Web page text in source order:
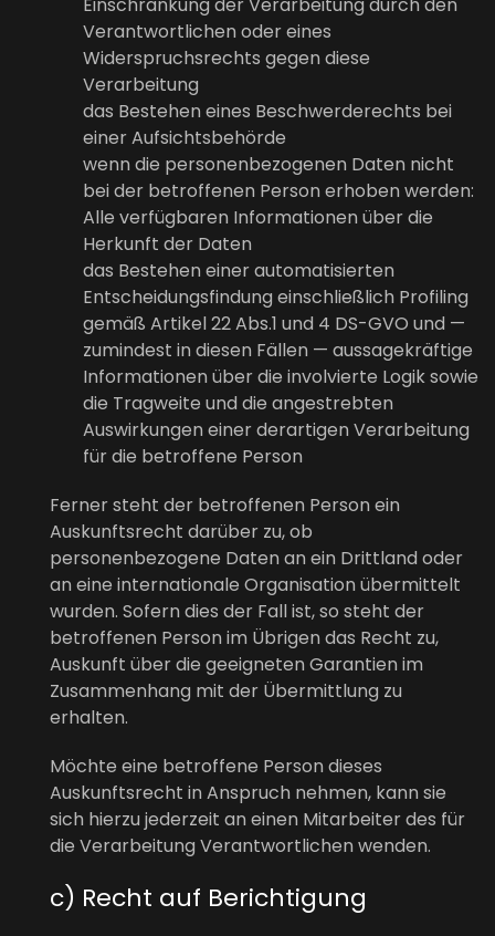
Verantwortlichen oder eines
Widerspruchsrechts gegen diese
Verarbeitung
das Bestehen eines Beschwerderechts bei
einer Aufsichtsbehörde
wenn die personenbezogenen Daten nicht
bei der betroffenen Person erhoben werden:
Alle verfügbaren Informationen über die
Herkunft der Daten
das Bestehen einer automatisierten
Entscheidungsfindung einschließlich Profiling
gemäß Artikel 22 Abs.1 und 4 DS-GVO und —
zumindest in diesen Fällen — aussagekräftige
Informationen über die involvierte Logik sowie
die Tragweite und die angestrebten
Auswirkungen einer derartigen Verarbeitung
für die betroffene Person
Ferner steht der betroffenen Person ein
Auskunftsrecht darüber zu, ob
personenbezogene Daten an ein Drittland oder
an eine internationale Organisation übermittelt
wurden. Sofern dies der Fall ist, so steht der
betroffenen Person im Übrigen das Recht zu,
Auskunft über die geeigneten Garantien im
Zusammenhang mit der Übermittlung zu
erhalten.
Möchte eine betroffene Person dieses
Auskunftsrecht in Anspruch nehmen, kann sie
sich hierzu jederzeit an einen Mitarbeiter des für
die Verarbeitung Verantwortlichen wenden.
c) Recht auf Berichtigung